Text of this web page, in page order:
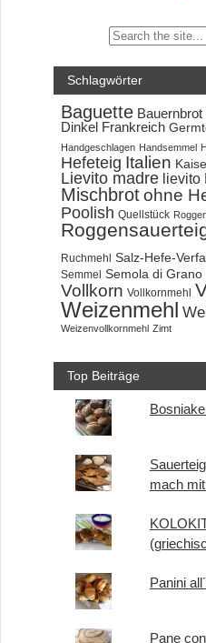
Search:
Schlagwörter
Baguette Bauernbrot
Dinkel Frankreich
Handgeschlagen Handsemmel
Hefeteig Italien
Lievito madre lievito
Mischbrot ohne
Poolish Quellstück
Ruchmehl Salz-Hefe-
Semmel Semola di Grano
Vollkorn Vollkornmehl
Weizenmehl
Weizenvollkornmehl Zimt
Top Beiträge
mach
Panini
Pane